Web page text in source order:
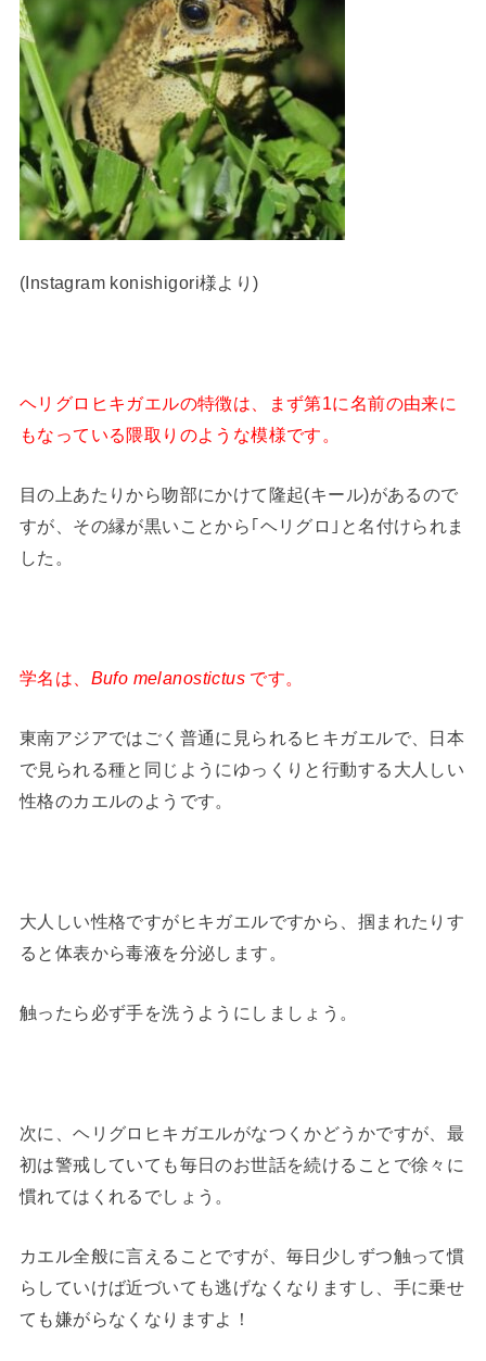
(Instagram konishigori様より)
ヘリグロヒキガエルの特徴は、まず第1に名前の由来に
もなっている隈取りのような模様です。
目の上あたりから吻部にかけて隆起(キール)があるので
すが、その縁が黒いことから｢ヘリグロ｣と名付けられま
した。
学名は、 Bufo melanostictus です。
東南アジアではごく普通に見られるヒキガエルで、日本
で見られる種と同じようにゆっくりと行動する大人しい
性格のカエルのようです。
大人しい性格ですがヒキガエルですから、掴まれたりす
ると体表から毒液を分泌します。
触ったら必ず手を洗うようにしましょう。
次に、ヘリグロヒキガエルがなつくかどうかですが、最
初は警戒していても毎日のお世話を続けることで徐々に
慣れてはくれるでしょう。
カエル全般に言えることですが、毎日少しずつ触って慣
らしていけば近づいても逃げなくなりますし、手に乗せ
ても嫌がらなくなりますよ！